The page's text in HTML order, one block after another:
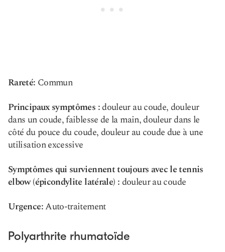
Rareté: Commun
Principaux symptômes :douleur au coude, douleur
dans un coude, faiblesse de la main, douleur dans le
côté du pouce du coude, douleur au coude due à une
utilisation excessive
Symptômes qui surviennent toujours avec le tennis
elbow (épicondylite latérale) :douleur au coude
Urgence:Auto-traitement
Polyarthrite rhumatoïde